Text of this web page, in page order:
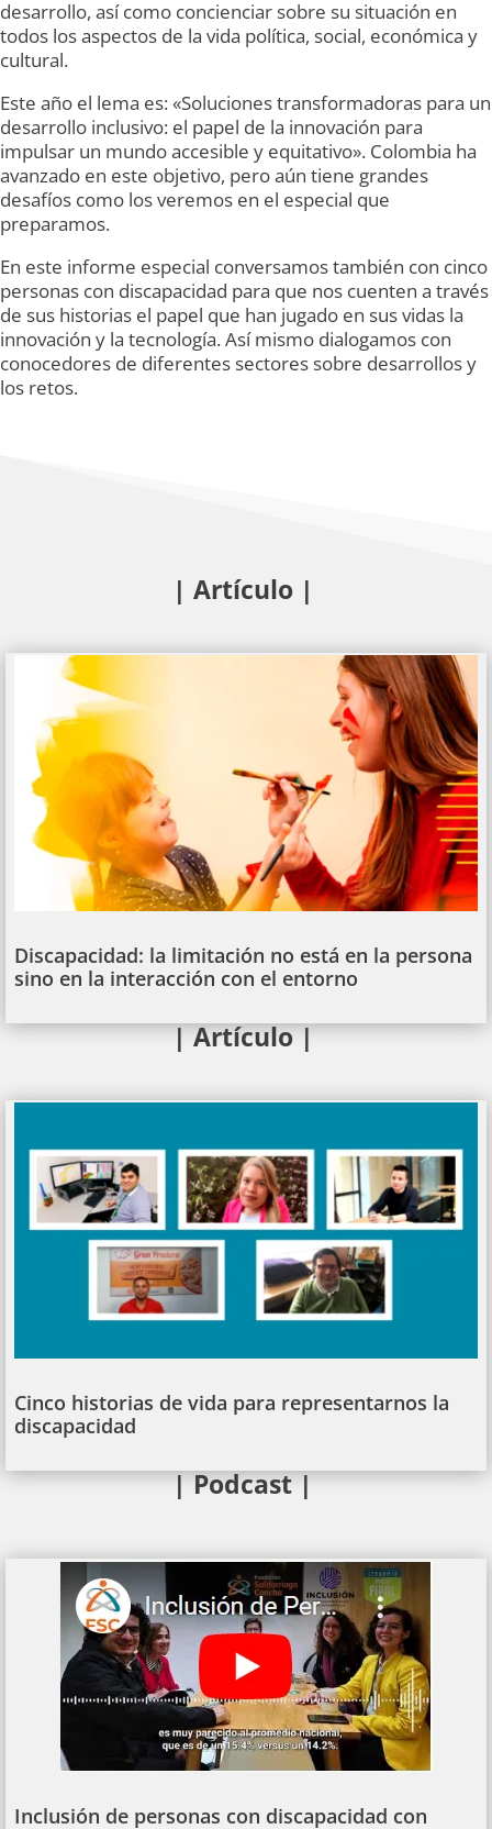
desarrollo, así como concienciar sobre su situación en
todos los aspectos de la vida política, social, económica y
cultural.
Este año el lema es: «Soluciones transformadoras para un
desarrollo inclusivo: el papel de la innovación para
impulsar un mundo accesible y equitativo». Colombia ha
avanzado en este objetivo, pero aún tiene grandes
desafíos como los veremos en el especial que
preparamos.
En este informe especial conversamos también con cinco
personas con discapacidad para que nos cuenten a través
de sus historias el papel que han jugado en sus vidas la
innovación y la tecnología. Así mismo dialogamos con
conocedores de diferentes sectores sobre desarrollos y
los retos.
| Artículo |
Discapacidad: la limitación no está en la persona
sino en la interacción con el entorno
| Artículo |
Cinco historias de vida para representarnos la
discapacidad
| Podcast |
Inclusión de personas con discapacidad con